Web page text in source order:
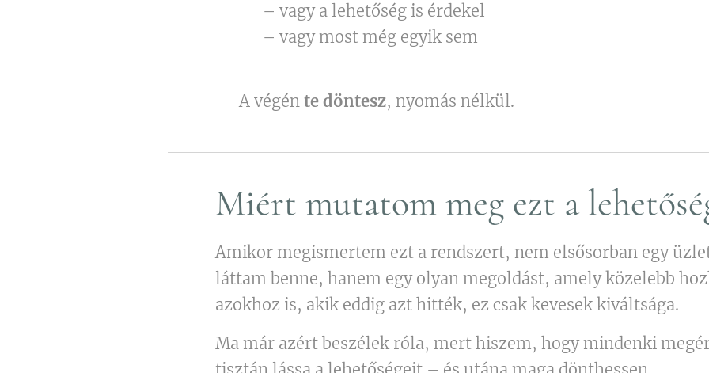
– vagy a lehetőség is érdekel
– vagy most még egyik sem
👉 A végén te döntesz, nyomás nélkül.
Miért mutatom meg ezt a
Amikor megismertem ezt a rendszert, nem elsősorban egy
láttam benne, hanem egy olyan megoldást, amely közelebb
azokhoz is, akik eddig azt hitték, ez csak kevesek kiváltsága.
Ma már azért beszélek róla, mert hiszem, hogy mindenki